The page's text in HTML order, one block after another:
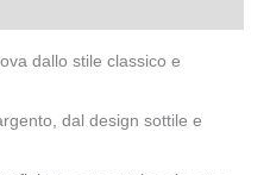
dallo stile classico e
dal design sottile e